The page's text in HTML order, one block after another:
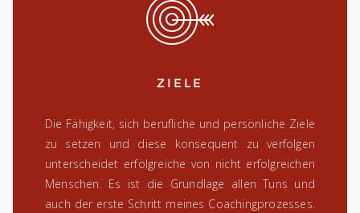
ZIELE
Die Fähigkeit, sich berufliche und persönliche Ziele
zu setzen und diese konsequent zu verfolgen
unterscheidet erfolgreiche von nicht erfolgreichen
Menschen. Es ist die Grundlage allen Tuns und
auch der erste Schritt meines Coachingprozesses.